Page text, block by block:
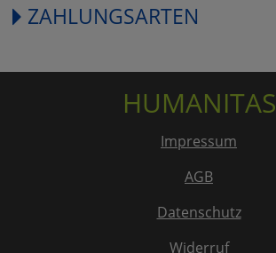
ZAHLUNGSARTEN
HUMANITAS
Impressum
AGB
Datenschutz
Widerruf